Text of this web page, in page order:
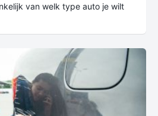
van welk type auto je wilt